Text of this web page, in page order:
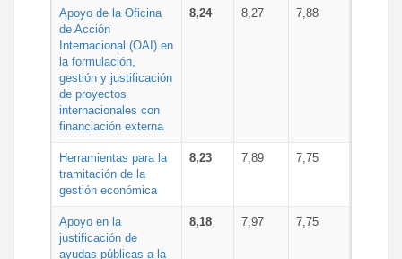
Apoyo de la Oficina
de Acción
Internacional (OAI) en
la formulación,
gestión y justificación
de proyectos
internacionales con
financiación externa
8,24 8,27 7,88
Herramientas para la
tramitación de la
gestión económica
8,23 7,89 7,75
Apoyo en la
justificación de
ayudas públicas a la
8,18 7,97 7,75